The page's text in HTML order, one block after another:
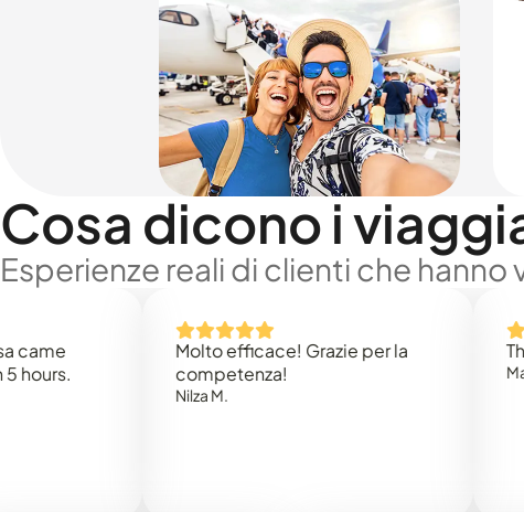
Cosa dicono i
Esperienze reali di clienti che
Molto efficace! Grazie per la
competenza!
Thank